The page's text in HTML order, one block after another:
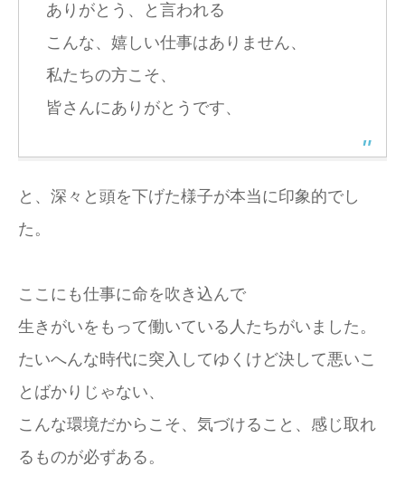
ありがとう、と言われる
こんな、嬉しい仕事はありません、
私たちの方こそ、
皆さんにありがとうです、
と、深々と頭を下げた様子が本当に印象的でし
た。
ここにも仕事に命を吹き込んで
生きがいをもって働いている人たちがいました。
たいへんな時代に突入してゆくけど決して悪いこ
とばかりじゃない、
こんな環境だからこそ、気づけること、感じ取れ
るものが必ずある。